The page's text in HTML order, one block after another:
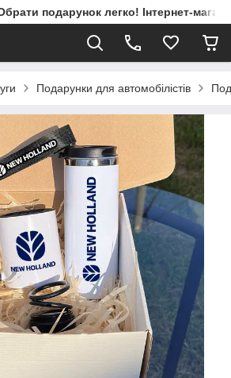
подарунок легко! Інтернет-
Подарунки для автомобілістів